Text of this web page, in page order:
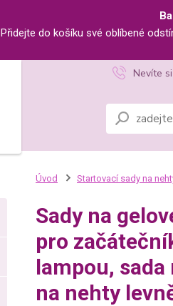
Přidejte do košíku své oblíbené
Nevíte
Úvod Startovací sady na
Sady na
pro
lampou, sada
na nehty